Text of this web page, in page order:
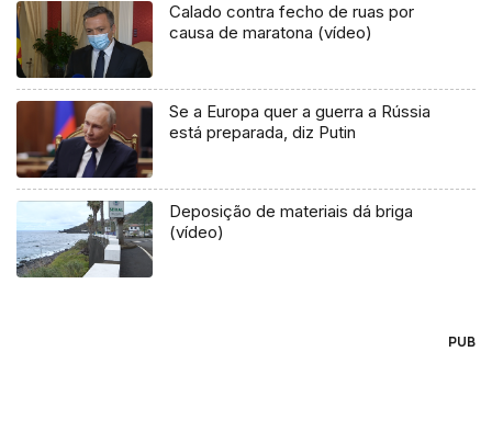
Calado contra fecho de ruas por
causa de maratona (vídeo)
Se a Europa quer a guerra a Rússia
está preparada, diz Putin
Deposição de materiais dá briga
(vídeo)
PUB